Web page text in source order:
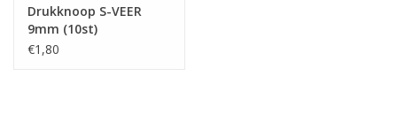
Drukknoop S-VEER
9mm (10st)
€1,80